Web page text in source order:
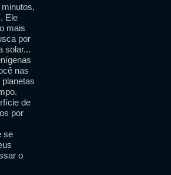
Ele
mais
por
solar...
nas
de
por
se
o